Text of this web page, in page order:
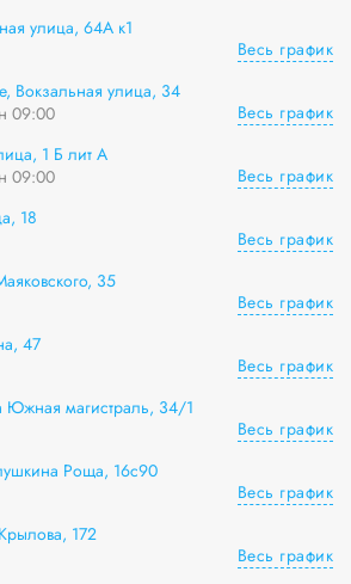
улица, 64А к1
Весь график
Вокзальная улица, 34
09:00
Весь график
1 Б лит А
09:00
Весь график
18
Весь график
35
Весь график
47
Весь график
Южная магистраль, 34/1
Весь график
Роща, 16с90
Весь график
172
Весь график